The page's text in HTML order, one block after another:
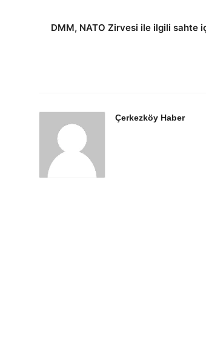
DMM, NATO Zirvesi ile ilgili sahte
Çerkezköy Haber